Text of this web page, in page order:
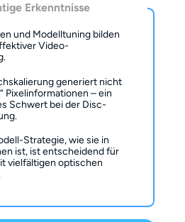
Erkenntnisse
und Modelltuning bilden
Video-
generiert nicht
Pixelinformationen – ein
Schwert bei der Disc-
Strategie, wie sie in
ist, ist entscheidend für
vielfältigen optischen